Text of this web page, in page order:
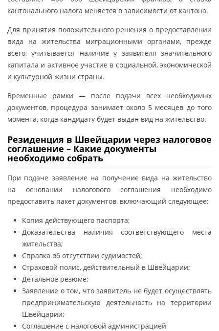
кантонального налога меняется в зависимости от кантона.
Для принятия положительного решения о предоставлении
вида на жительства миграционными органами, прежде
всего, учитывается наличие у заявителя значительного
капитала и активное участие в социальной, экономической
и культурной жизни страны.
Временные рамки — после подачи всех необходимых
документов, процедура занимает около 5 месяцев до того
момента, когда кандидату будет выдан вид на жительство.
Резиденция в Швейцарии через налоговое
соглашение – Какие документы
необходимо собрать
При подаче заявление на получение вида на жительство
на основании налогового соглашения необходимо
предоставить пакет документов, включающий следующее:
Копия действующего паспорта;
Доказательства наличия соответствующего места
жительства;
Справка об отсутствии судимостей;
Страховой полис, действительный в Швейцарии;
Детальное резюме;
Заявление о том, что заявитель не будет осуществлять
предпринимательскую деятельность на территории
Швейцарии;
Соглашение с налоговой администрацией